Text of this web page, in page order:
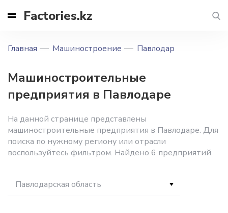
Factories.kz
Главная Машиностроение Павлодар
Машиностроительные
предприятия в Павлодаре
На данной странице представлены
машиностроительные предприятия в Павлодаре. Для
поиска по нужному региону или отрасли
воспользуйтесь фильтром. Найдено 6 предприятий.
Павлодарская область